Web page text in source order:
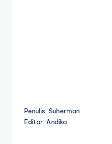
Penulis: Suherman
Editor: Andika